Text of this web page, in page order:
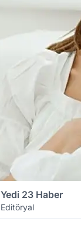
Yedi 23 Haber
Editöryal